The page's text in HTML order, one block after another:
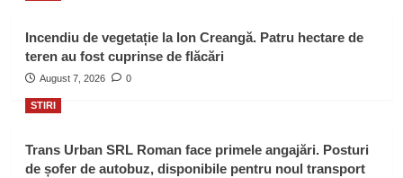
Incendiu de vegetație la Ion Creangă. Patru hectare de
teren au fost cuprinse de flăcări
August 7, 2026 0
STIRI
Trans Urban SRL Roman face primele angajări. Posturi
de șofer de autobuz, disponibile pentru noul transport